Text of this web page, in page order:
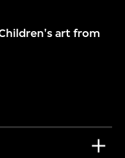
art from